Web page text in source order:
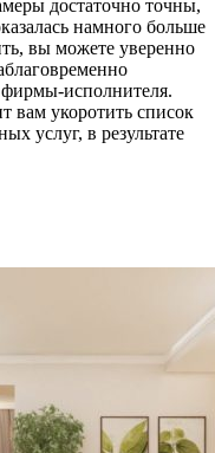
достаточно точны,
намного больше
вы можете уверенно
фирмы-исполнителя.
вам укоротить список
услуг, в результате